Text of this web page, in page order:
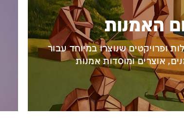
האמנות
ופרויקטים שנוצרו במיוחד עבור
אוצרים ומוסדות אמנות